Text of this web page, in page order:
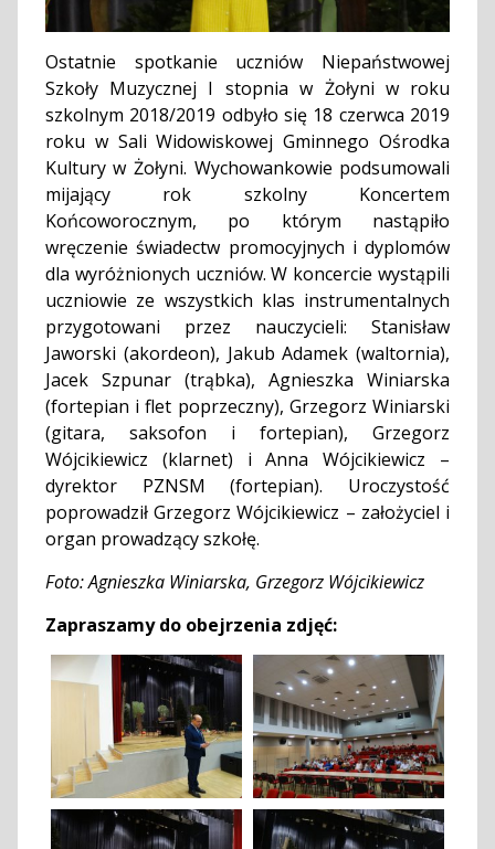
Ostatnie spotkanie uczniów Niepaństwowej
Szkoły Muzycznej I stopnia w Żołyni w roku
szkolnym 2018/2019 odbyło się 18 czerwca 2019
roku w Sali Widowiskowej Gminnego Ośrodka
Kultury w Żołyni. Wychowankowie podsumowali
mijający rok szkolny Koncertem
Końcoworocznym, po którym nastąpiło
wręczenie świadectw promocyjnych i dyplomów
dla wyróżnionych uczniów. W koncercie wystąpili
uczniowie ze wszystkich klas instrumentalnych
przygotowani przez nauczycieli: Stanisław
Jaworski (akordeon), Jakub Adamek (waltornia),
Jacek Szpunar (trąbka), Agnieszka Winiarska
(fortepian i flet poprzeczny), Grzegorz Winiarski
(gitara, saksofon i fortepian), Grzegorz
Wójcikiewicz (klarnet) i Anna Wójcikiewicz –
dyrektor PZNSM (fortepian). Uroczystość
poprowadził Grzegorz Wójcikiewicz – założyciel i
organ prowadzący szkołę.
Foto: Agnieszka Winiarska, Grzegorz Wójcikiewicz
Zapraszamy do obejrzenia zdjęć: